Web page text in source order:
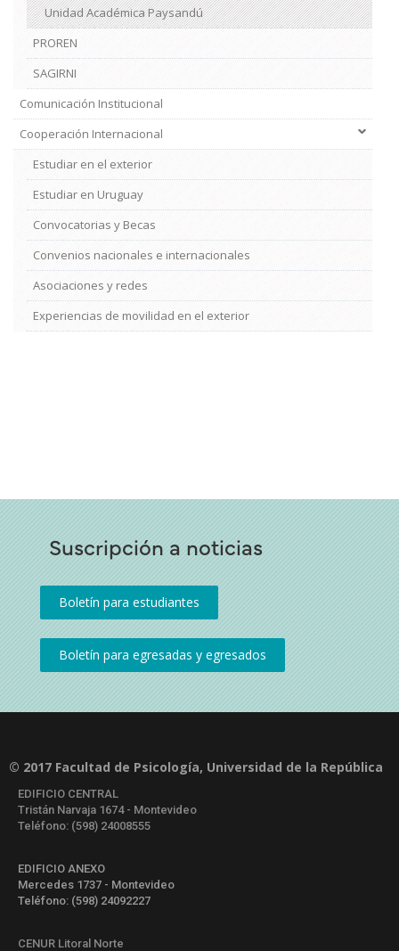
Unidad Académica Paysandú
PROREN
SAGIRNI
Comunicación Institucional
Cooperación Internacional
Estudiar en el exterior
Estudiar en Uruguay
Convocatorias y Becas
Convenios nacionales e internacionales
Asociaciones y redes
Experiencias de movilidad en el exterior
Suscripción a noticias
© 2017 Facultad de Psicología, Universidad de la República
EDIFICIO CENTRAL
Tristán Narvaja 1674 - Montevideo
Teléfono: (598) 24008555
EDIFICIO ANEXO
Mercedes 1737 - Montevideo
Teléfono: (598) 24092227
CENUR Litoral Norte